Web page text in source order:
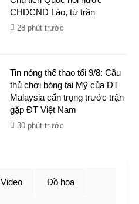
CHDCND Lào, từ trần
28 phút trước
Tin nóng thể thao tối 9/8: Cầu
thủ chơi bóng tại Mỹ của ĐT
Malaysia cẩn trọng trước trận
gặp ĐT Việt Nam
30 phút trước
Video Đồ họa